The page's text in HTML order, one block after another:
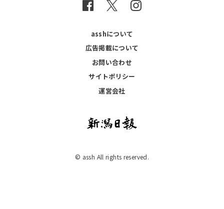
asshについて
広告掲載について
お問い合わせ
サイトポリシー
運営会社
© assh All rights reserved.